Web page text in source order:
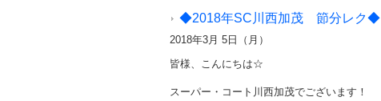
◆2018年SC川西加茂 節分レク◆
2018年3月 5日（月）
皆様、こんにちは☆
スーパー・コート川西加茂でございます！